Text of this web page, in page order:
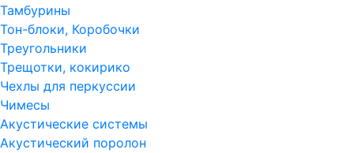
Тамбурины
Тон-блоки, Коробочки
Треугольники
Трещотки, кокирико
Чехлы для перкуссии
Чимесы
Акустические системы
Акустический поролон